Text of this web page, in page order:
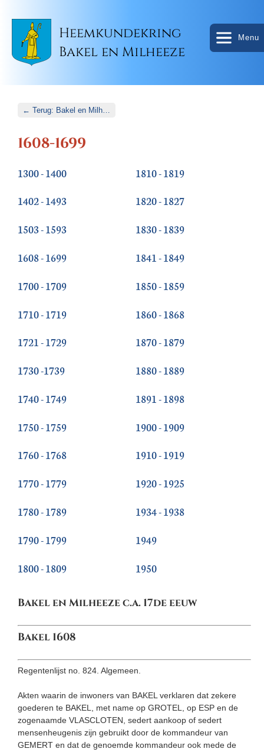
Heemkundekring
Bakel en Milheeze
Menu
1608-1699
1300 - 1400
1402 - 1493
1503 - 1593
1608 - 1699
1700 - 1709
1710 - 1719
1721 - 1729
1730 -1739
1740 - 1749
1750 - 1759
1760 - 1768
1770 - 1779
1780 - 1789
1790 - 1799
1800 - 1809
1810 - 1819
1820 - 1827
1830 - 1839
1841 - 1849
1850 - 1859
1860 - 1868
1870 - 1879
1880 - 1889
1891 - 1898
1900 - 1909
1910 - 1919
1920 - 1925
1934 - 1938
1949
1950
Bakel en Milheeze c.a. 17de eeuw
Bakel 1608
Regentenlijst no. 824. Algemeen.
Akten waarin de inwoners van BAKEL verklaren dat zekere
goede­ren te BAKEL, met name op GROTEL, op ESP en de
zogenaamde VLASCLOTEN, sedert aankoop of sedert
mensenheugenis zijn gebruikt door de kommandeur van
GEMERT en dat de genoemde kommandeur ook mede de